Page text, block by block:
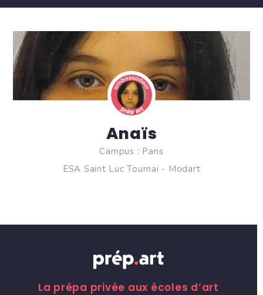
Anaïs
Campus : Paris
ESA Saint Luc Tournai - Modart
La prépa privée aux écoles d’art